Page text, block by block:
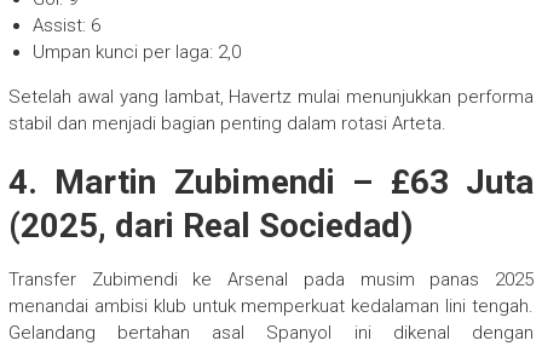
Assist: 6
Umpan kunci per laga: 2,0
Setelah awal yang lambat, Havertz mulai menunjukkan performa
stabil dan menjadi bagian penting dalam rotasi Arteta.
4. Martin Zubimendi – £63 Juta
(2025, dari Real Sociedad)
Transfer Zubimendi ke Arsenal pada musim panas 2025
menandai ambisi klub untuk memperkuat kedalaman lini tengah.
Gelandang bertahan asal Spanyol ini dikenal dengan